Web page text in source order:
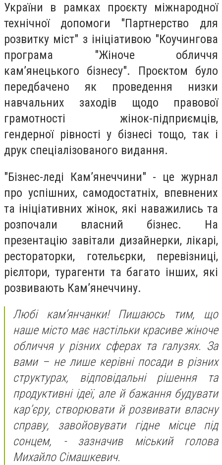
України в рамках проєкту міжнародної
технічної допомоги "Партнерство для
розвитку міст" з ініціативою "Коучингова
програма "Жіноче обличчя
кам’янецького бізнесу". Проєктом було
передбачено як проведення низки
навчальних заходів щодо правової
грамотності жінок-підприємців,
гендерної рівності у бізнесі тощо, так і
друк спеціалізованого видання.
"Бізнес-леді Кам’янеччини" - це журнал
про успішних, самодостатніх, впевнених
та ініціативних жінок, які наважились та
розпочали власний бізнес. На
презентацію завітали дизайнерки, лікарі,
рестораторки, готельєрки, перевізниці,
рієлтори, турагенти та багато інших, які
розвивають Кам’янеччину.
Любі кам’янчанки! Пишаюсь тим, що
наше місто має настільки красиве жіноче
обличчя у різних сферах та галузях. За
вами – не лише керівні посади в різних
структурах, відповідальні рішення та
продуктивні ідеї, але й бажання будувати
кар’єру, створювати й розвивати власну
справу, завойовувати гідне місце під
сонцем, - зазначив міський голова
Михайло Сімашкевич.